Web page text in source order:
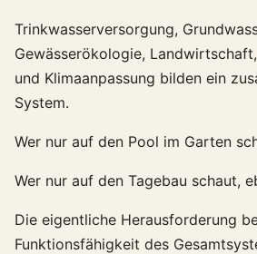
Trinkwasserversorgung,
Gewässerökologie,
und Klimaanpassung bilden ein
System.
Wer nur auf den Pool im Garten
Wer nur auf den Tagebau schaut,
Die eigentliche Herausforderung
Funktionsfähigkeit des